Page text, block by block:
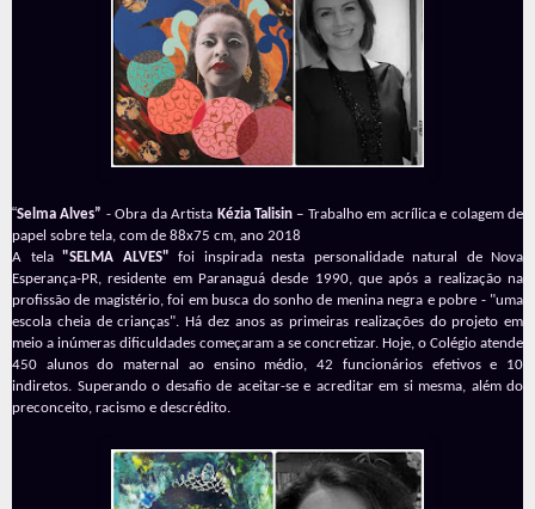
“Selma Alves” - Obra da Artista Kézia Talisin – Trabalho em acrílica e colagem de
papel sobre tela, com de 88x75 cm, ano 2018
A tela "SELMA ALVES" foi inspirada nesta personalidade natural de Nova
Esperança-PR, residente em Paranaguá desde 1990, que após a realização na
profissão de magistério, foi em busca do sonho de menina negra e pobre - "uma
escola cheia de crianças". Há dez anos as primeiras realizações do projeto em
meio a inúmeras dificuldades começaram a se concretizar. Hoje, o Colégio atende
450 alunos do maternal ao ensino médio, 42 funcionários efetivos e 10
indiretos. Superando o desafio de aceitar-se e acreditar em si mesma, além do
preconceito, racismo e descrédito.